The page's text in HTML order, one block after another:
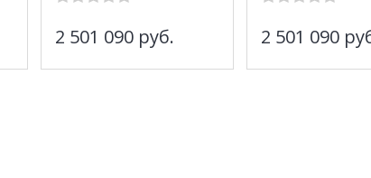
2 501 090 руб. 2 501 090